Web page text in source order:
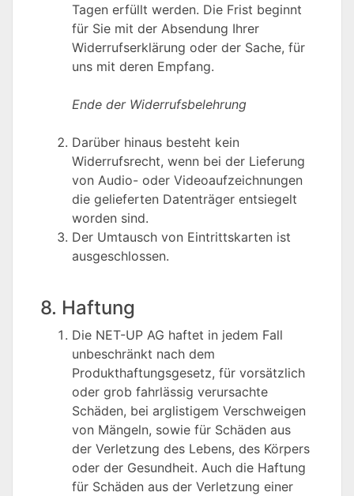
Tagen erfüllt werden. Die Frist beginnt
für Sie mit der Absendung Ihrer
Widerrufserklärung oder der Sache, für
uns mit deren Empfang.
Ende der Widerrufsbelehrung
Darüber hinaus besteht kein
Widerrufsrecht, wenn bei der Lieferung
von Audio- oder Videoaufzeichnungen
die gelieferten Datenträger entsiegelt
worden sind.
Der Umtausch von Eintrittskarten ist
ausgeschlossen.
8. Haftung
Die NET-UP AG haftet in jedem Fall
unbeschränkt nach dem
Produkthaftungsgesetz, für vorsätzlich
oder grob fahrlässig verursachte
Schäden, bei arglistigem Verschweigen
von Mängeln, sowie für Schäden aus
der Verletzung des Lebens, des Körpers
oder der Gesundheit. Auch die Haftung
für Schäden aus der Verletzung einer